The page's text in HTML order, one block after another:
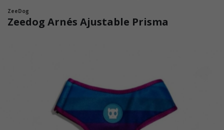
ZeeDog
Zeedog Arnés Ajustable Prisma